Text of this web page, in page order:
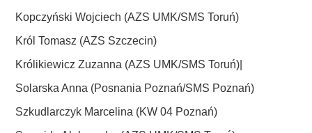
Kopczyński Wojciech (AZS UMK/SMS Toruń)
Król Tomasz (AZS Szczecin)
Królikiewicz Zuzanna (AZS UMK/SMS Toruń)|
Solarska Anna (Posnania Poznań/SMS Poznań)
Szkudlarczyk Marcelina (KW 04 Poznań)